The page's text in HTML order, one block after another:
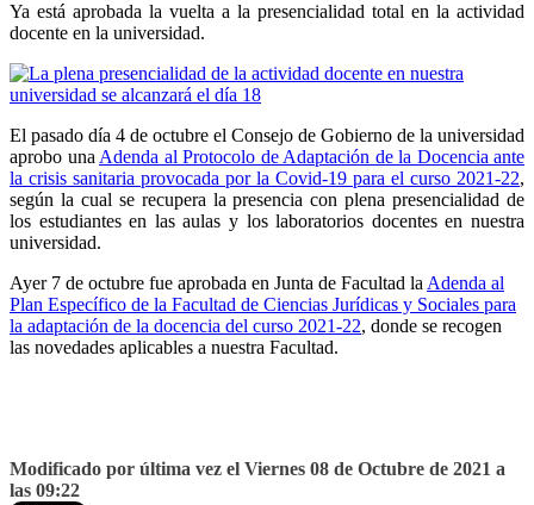
Ya está aprobada la vuelta a la presencialidad total en la actividad
docente en la universidad.
El pasado día 4 de octubre el Consejo de Gobierno de la universidad
aprobo una Adenda al Protocolo de Adaptación de la Docencia ante
la crisis sanitaria provocada por la Covid-19 para el curso 2021-22,
según la cual se recupera la presencia con plena presencialidad de
los estudiantes en las aulas y los laboratorios docentes en nuestra
universidad.
Ayer 7 de octubre fue aprobada en Junta de Facultad la Adenda al
Plan Específico de la Facultad de Ciencias Jurídicas y Sociales para
la adaptación de la docencia del curso 2021-22, donde se recogen
las novedades aplicables a nuestra Facultad.
Modificado por última vez el Viernes 08 de Octubre de 2021 a
las 09:22